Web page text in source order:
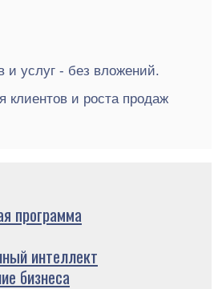
и услуг - без вложений.
клиентов и роста продаж
программа
интеллект
бизнеса